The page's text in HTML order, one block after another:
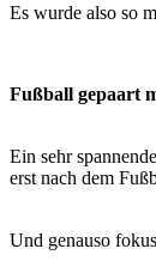
Es wurde also so
Fußball gepaart
Ein sehr
erst nach dem
Und genauso